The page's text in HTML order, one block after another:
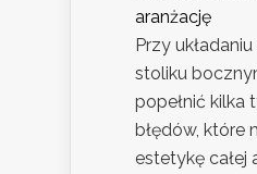
aranżację
Przy
stoliku
popełnić kilka
błędów, które
estetykę całej